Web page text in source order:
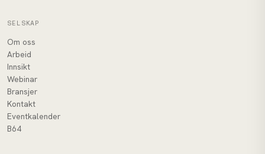
SELSKAP
Om oss
Arbeid
Innsikt
Webinar
Bransjer
Kontakt
Eventkalender
B64